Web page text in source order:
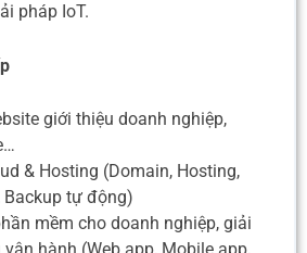
pháp IoT.
giới thiệu doanh nghiệp,
& Hosting (Domain, Hosting,
Backup tự động)
mềm cho doanh nghiệp, giải